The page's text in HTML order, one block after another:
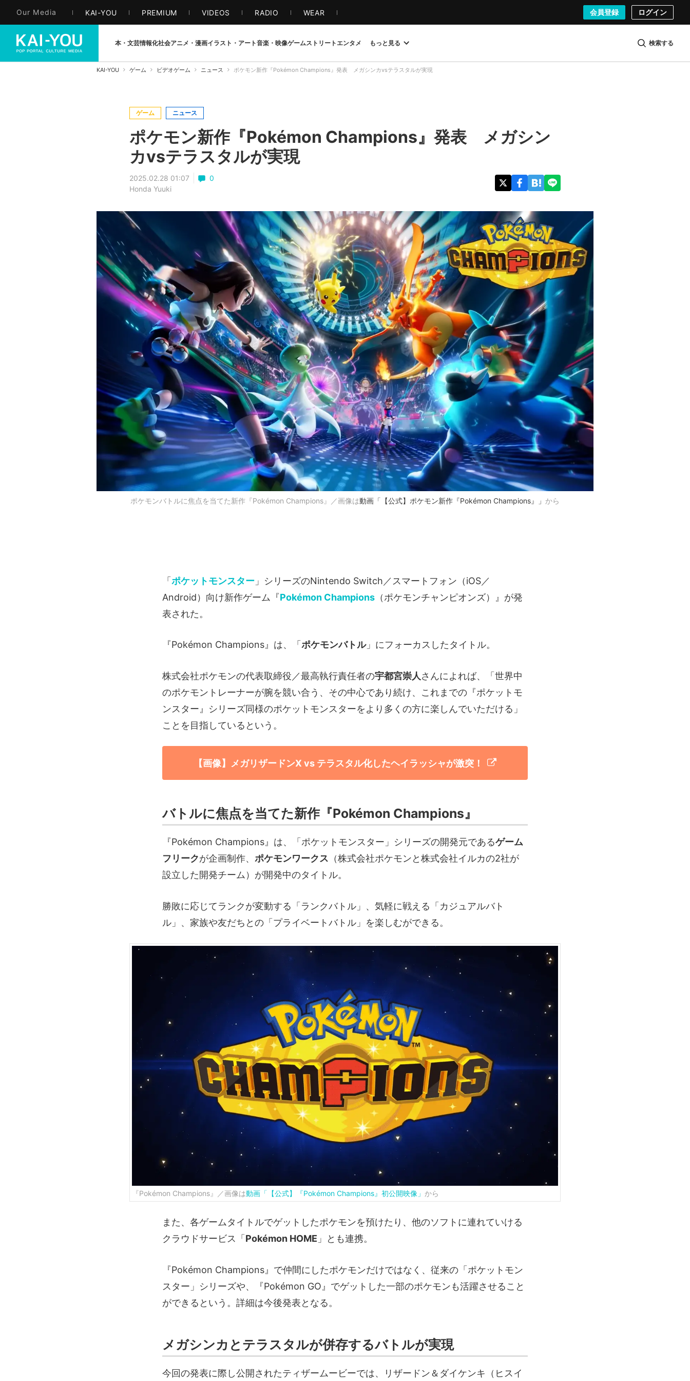
Our Media KAI-YOU PREMIUM VIDEOS RADIO WEAR 会員登録 ログイン
本・文芸情報化社会アニメ・漫画イラスト・アート音楽・映像ゲームストリート エンタメ もっと見る 検索する
KAI-YOU ゲーム ビデオゲーム ニュース ポケモン新作『Pokémon Champions』発表 メガシンカvsテラスタルが実現
ゲーム ニュース
ポケモン新作『Pokémon Champions』発表 メガシン
カvsテラスタルが実現
2025.02.28 01:07
0
Honda Yuuki
ポケモンバトルに焦点を当てた新作『Pokémon Champions』／画像は動画「【公式】ポケモン新作『Pokémon Champions』」 から
「ポケットモンスター 」シリーズのNintendo Switch／スマートフォン（iOS／
Android）向け新作ゲーム『Pokémon Champions （ポケモンチャンピオンズ）』が発
表された。
『Pokémon Champions』は、「 ポケモンバトル」にフォーカスしたタイトル。
株式会社ポケモンの代表取締役／最高執行責任者の宇都宮崇人さんによれば、「世界中
のポケモントレーナーが腕を競い合う、その中心であり続け、これまでの『ポケットモ
ンスター』シリーズ同様のポケットモンスターをより多くの方に楽しんでいただける」
ことを目指しているという。
【画像】メガリザードンX vs テラスタル化したヘイラッシャが激突！
バトルに焦点を当てた新作『Pokémon Champions』
『Pokémon Champions』は、「ポケットモンスター」シリーズの開発元であるゲーム
フリークが企画制作、 ポケモンワークス （株式会社ポケモンと株式会社イルカの2社が
設立した開発チーム）が開発中のタイトル。
勝敗に応じてランクが変動する「ランクバトル」、気軽に戦える「カジュアルバト
ル」、家族や友だちとの「プライベートバトル」を楽しむができる。
『Pokémon Champions』／画像は動画「【公式】『Pokémon Champions』初公開映像」 から
また、各ゲームタイトルでゲットしたポケモンを預けたり、他のソフトに連れていける
クラウドサービス「 Pokémon HOME 」とも連携。
『Pokémon Champions』で仲間にしたポケモンだけではなく、従来の「ポケットモン
スター」シリーズや、『Pokémon GO』でゲットした一部のポケモンも活躍させること
ができるという。詳細は今後発表となる。
メガシンカとテラスタルが併存するバトルが実現
今回の発表に際し公開されたティザームービーでは、リザードン＆ダイケンキ（ヒスイ